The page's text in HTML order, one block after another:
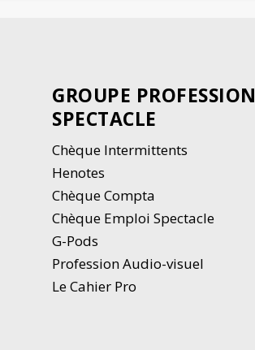
GROUPE PROFESSION
SPECTACLE
Chèque Intermittents
Henotes
Chèque Compta
Chèque Emploi Spectacle
G-Pods
Profession Audio-visuel
Le Cahier Pro